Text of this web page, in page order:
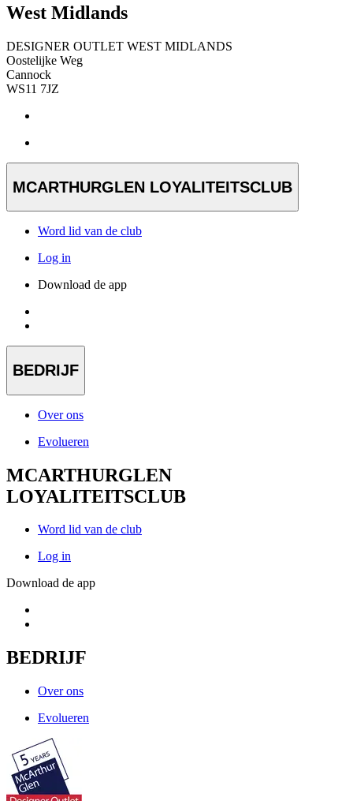
West Midlands
DESIGNER OUTLET WEST MIDLANDS
Oostelijke Weg
Cannock
WS11 7JZ
MCARTHURGLEN LOYALITEITSCLUB
Word lid van de club
Log in
Download de app
BEDRIJF
Over ons
Evolueren
MCARTHURGLEN
LOYALITEITSCLUB
Word lid van de club
Log in
Download de app
BEDRIJF
Over ons
Evolueren